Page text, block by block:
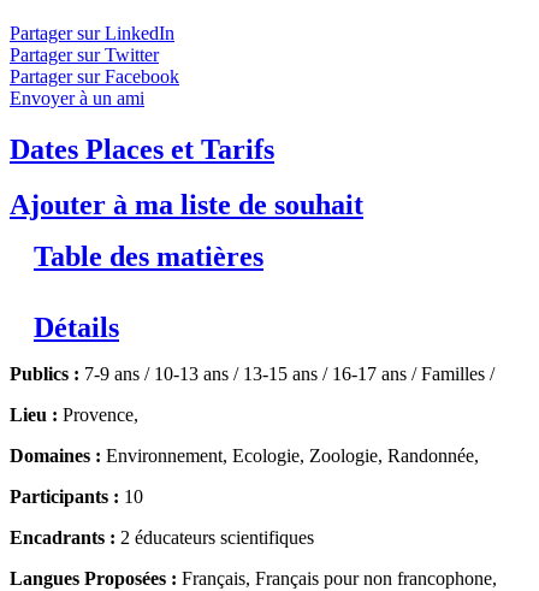
Partager sur LinkedIn
Partager sur Twitter
Partager sur Facebook
Envoyer à un ami
Dates Places et Tarifs
Ajouter à ma liste de souhait
Table des matières
Détails
Publics : 7-9 ans / 10-13 ans / 13-15 ans / 16-17 ans / Familles /
Lieu : Provence,
Domaines : Environnement, Ecologie, Zoologie, Randonnée,
Participants : 10
Encadrants : 2 éducateurs scientifiques
Langues Proposées : Français, Français pour non francophone,